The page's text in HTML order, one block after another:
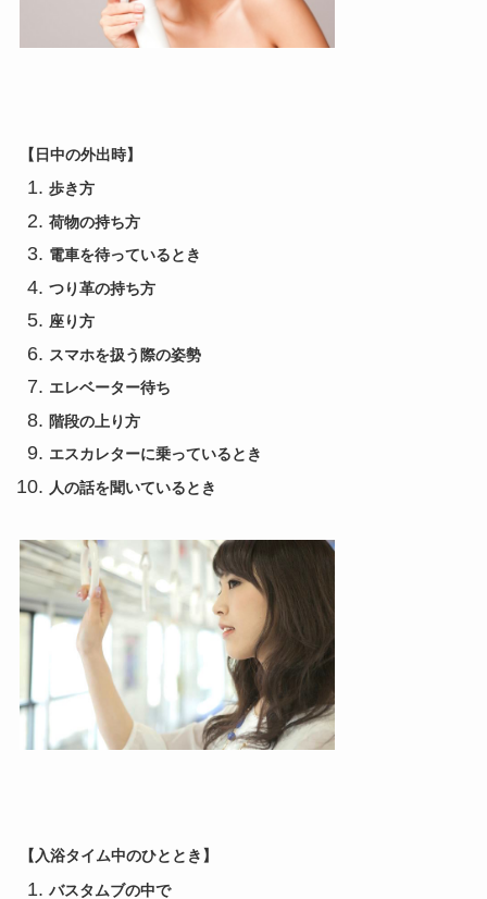
【日中の外出時】
歩き方
荷物の持ち方
電車を待っているとき
つり革の持ち方
座り方
スマホを扱う際の姿勢
エレベーター待ち
階段の上り方
エスカレターに乗っているとき
人の話を聞いているとき
【入浴タイム中のひととき】
バスタムブの中で